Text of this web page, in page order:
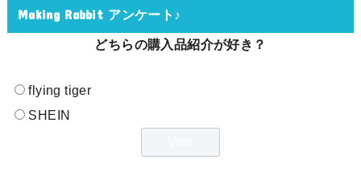
Making Rabbit アンケート♪
どちらの購入品紹介が好き？
flying tiger
SHEIN